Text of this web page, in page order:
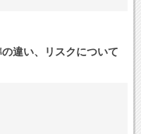
違い、リスクについて